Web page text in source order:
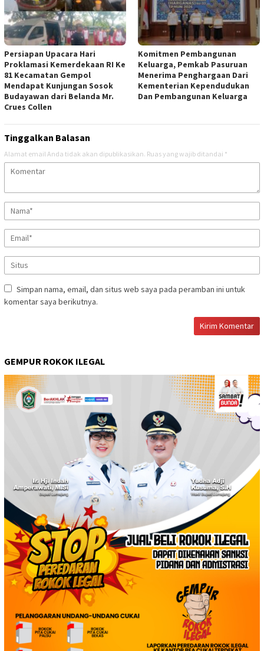
Persiapan Upacara Hari
Proklamasi Kemerdekaan RI Ke
81 Kecamatan Gempol
Mendapat Kunjungan Sosok
Budayawan dari Belanda Mr.
Crues Collen
Komitmen Pembangunan
Keluarga, Pemkab Pasuruan
Menerima Penghargaan Dari
Kementerian Kependudukan
Dan Pembangunan Keluarga
Tinggalkan Balasan
Alamat email Anda tidak akan dipublikasikan. Ruas yang wajib ditandai *
Simpan nama, email, dan situs web saya pada peramban ini untuk
komentar saya berikutnya.
GEMPUR ROKOK ILEGAL